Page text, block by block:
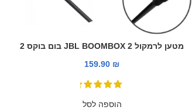
מטען לרמקול JBL BOOMBOX 2 בום בוקס 2
₪
הוספה לסל